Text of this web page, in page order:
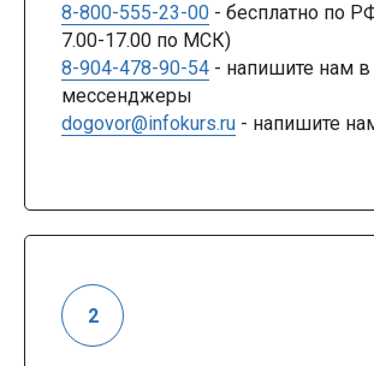
8-800-555-23-00 - бесплатно по
7.00-17.00 по МСК)
8-904-478-90-54 - напишите нам в
мессенджеры
dogovor@infokurs.ru - напишите